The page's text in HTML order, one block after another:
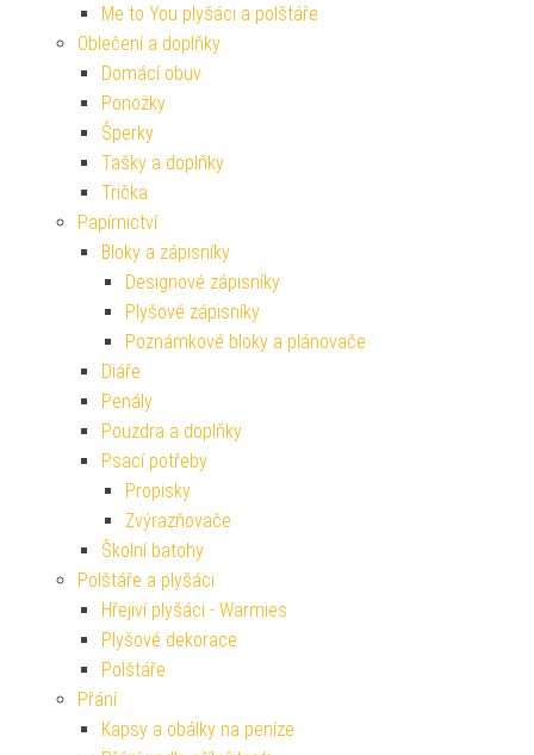
Me to You plyšáci a polštáře
Oblečení a doplňky
Domácí obuv
Ponožky
Šperky
Tašky a doplňky
Trička
Papírnictví
Bloky a zápisníky
Designové zápisníky
Plyšové zápisníky
Poznámkové bloky a plánovače
Diáře
Penály
Pouzdra a doplňky
Psací potřeby
Propisky
Zvýrazňovače
Školní batohy
Polštáře a plyšáci
Hřejiví plyšáci - Warmies
Plyšové dekorace
Polštáře
Přání
Kapsy a obálky na peníze